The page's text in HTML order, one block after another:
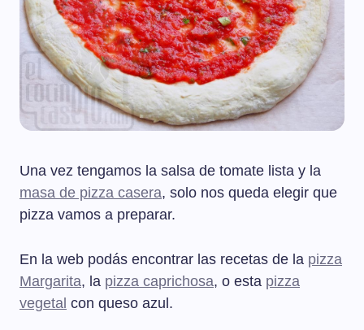
Una vez tengamos la salsa de tomate lista y la
masa de pizza casera, solo nos queda elegir que
pizza vamos a preparar.
En la web podás encontrar las recetas de la pizza
Margarita, la pizza caprichosa, o esta pizza
vegetal con queso azul.